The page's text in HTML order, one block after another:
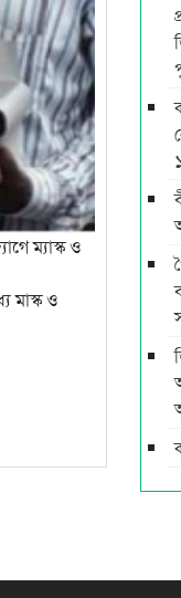
ম্যাস্ক ও
মাস্ক ও